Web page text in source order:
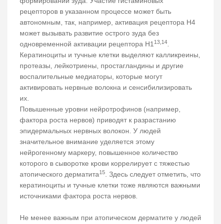
рецепторов в указанном процессе может быть
автономным, так, например, активация рецептора Н4
может вызывать развитие острого зуда без
одновременной активации рецептора H113,14.
Кератиноциты и тучные клетки выделяют калликреины,
протеазы, лейкотриены, простагландины и другие
воспалительные медиаторы, которые могут
активировать нервные волокна и сенсибилизировать
их.
Повышенные уровни нейротрофинов (например,
фактора роста нервов) приводят к разрастанию
эпидермальных нервных волокон. У людей
значительное внимание уделяется этому
нейрогенному маркеру, повышенное количество
которого в сыворотке крови коррелирует с тяжестью
атопического дерматита15. Здесь следует отметить, что
кератиноциты и тучные клетки тоже являются важными
источниками фактора роста нервов.
Не менее важным при атопическом дерматите у людей